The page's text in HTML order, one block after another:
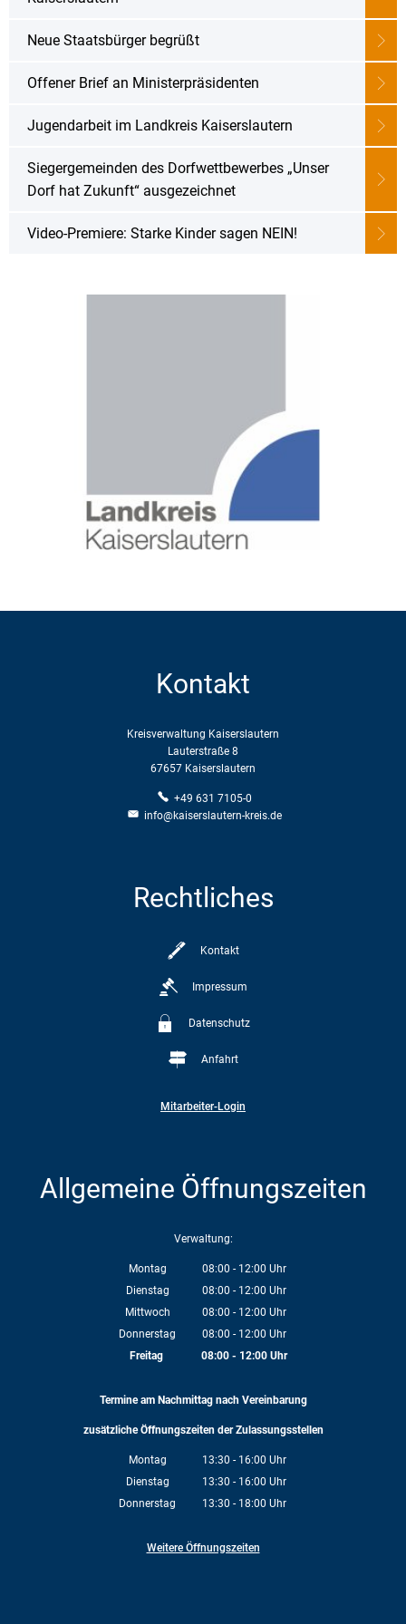
Landkreisfilm
Klimamanagement
Neue Staatsbürger begrüßt
Offener Brief an Ministerpräsidenten
Jugendarbeit im Landkreis Kaiserslautern
Siegergemeinden des Dorfwettbewerbes „Unser
Dorf hat Zukunft“ ausgezeichnet
Video-Premiere: Starke Kinder sagen NEIN!
Kontakt
Kreisverwaltung Kaiserslautern
Lauterstraße 8
67657 Kaiserslautern
+49 631 7105-0
info@kaiserslautern-kreis.de
Rechtliches
Kontakt
Impressum
Datenschutz
Anfahrt
Mitarbeiter-Login
Allgemeine Öffnungszeiten
Verwaltung:
Montag 08:00 - 12:00 Uhr
Von 08:00 bis 12:00 Uhr
Dienstag 08:00 - 12:00 Uhr
Von 08:00 bis 12:00 Uhr
Mittwoch 08:00 - 12:00 Uhr
Von 08:00 bis 12:00 Uhr
Donnerstag 08:00 - 12:00 Uhr
Von 08:00 bis 12:00 Uhr
Freitag 08:00- 12:00Uhr
Termine am Nachmittag nach Vereinbarung
zusätzliche Öffnungszeiten der Zulassungsstellen
Montag 13:30 - 16:00 Uhr
Von 13:30 bis 16:00 Uhr
Dienstag 13:30 - 16:00 Uhr
Von 13:30 bis 16:00 Uhr
Donnerstag 13:30 - 18:00 Uhr
Weitere Öffnungszeiten